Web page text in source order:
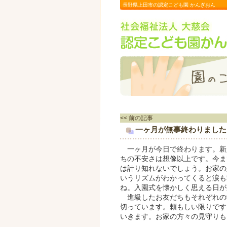
長野県上田市の認定こども園 かんぎおん
<< 前の記事
一ヶ月が無事終わりました
一ヶ月が今日で終わります。
ちの不安さは想像以上です。今
は計り知れないでしょう。お家
いうリズムがわかってくると涙
ね。入園式を懐かしく思える日が
進級したお友だちもそれぞれ
切っています。頼もしい限りで
いきます。お家の方々の見守り